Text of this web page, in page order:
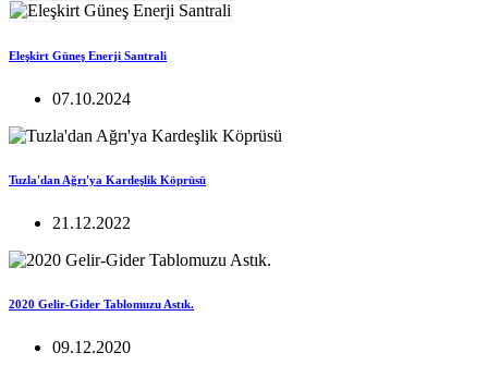
Eleşkirt Güneş Enerji Santrali
07.10.2024
Tuzla'dan Ağrı'ya Kardeşlik Köprüsü
21.12.2022
2020 Gelir-Gider Tablomuzu Astık.
09.12.2020